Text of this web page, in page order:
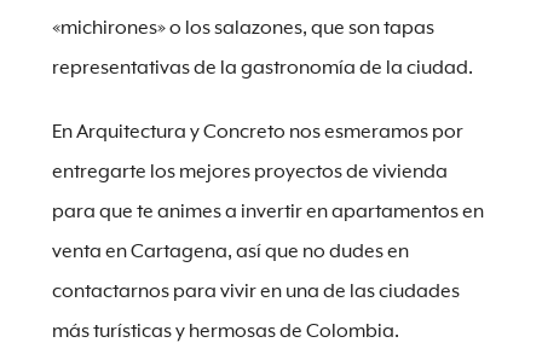
«michirones» o los salazones, que son tapas
representativas de la gastronomía de la ciudad.
En Arquitectura y Concreto nos esmeramos por
entregarte los mejores proyectos de vivienda
para que te animes a invertir en apartamentos en
venta en Cartagena, así que no dudes en
contactarnos para vivir en una de las ciudades
más turísticas y hermosas de Colombia.